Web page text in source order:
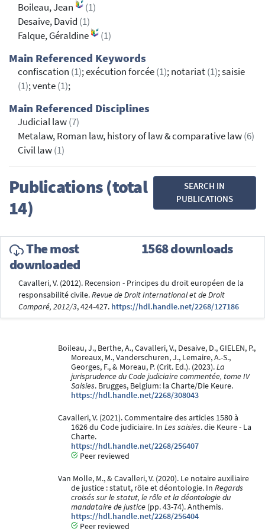
Boileau, Jean
(1)
Desaive, David (1)
Falque, Géraldine
(1)
Main Referenced Keywords
confiscation (1); exécution forcée(1); notariat(1); saisie
(1); vente(1);
Main Referenced Disciplines
Judicial law(7)
Metalaw, Roman law, history of law & comparative law(6)
Civil law(1)
Publications (total
14)
SEARCH IN
PUBLICATIONS
The most
downloaded
1568 downloads
Cavalleri, V. (2012). Recension - Principes du droit européen de la
responsabilité civile.Revue de Droit International et de Droit
Comparé, 2012/3, 424-427. https://hdl.handle.net/2268/127186
Boileau, J., Berthe, A., Cavalleri, V., Desaive, D., GIELEN, P.,
Moreaux, M., Vanderschuren, J., Lemaire, A.-S.,
Georges, F., & Moreau, P. (Crit. Ed.). (2023).La
jurisprudence du Code judiciaire commentée, tome IV
Saisies. Brugges, Belgium: la Charte/Die Keure.
https://hdl.handle.net/2268/308043
Cavalleri, V. (2021). Commentaire des articles 1580 à
1626 du Code judiciaire. In Les saisies. die Keure - La
Charte.
https://hdl.handle.net/2268/256407
Peer reviewed
Van Molle, M., & Cavalleri, V. (2020). Le notaire auxiliaire
de justice : statut, rôle et déontologie. In Regards
croisés sur le statut, le rôle et la déontologie du
mandataire de justice (pp. 43-74). Anthemis.
https://hdl.handle.net/2268/256404
Peer reviewed